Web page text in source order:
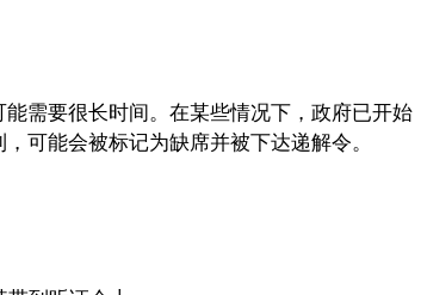
需要很长时间。在某些情况下，政府已开始
可能会被标记为缺席并被下达递解令。